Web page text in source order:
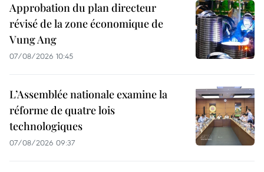
Approbation du plan directeur
révisé de la zone économique de
Vung Ang
07/08/2026 10:45
L’Assemblée nationale examine la
réforme de quatre lois
technologiques
07/08/2026 09:37